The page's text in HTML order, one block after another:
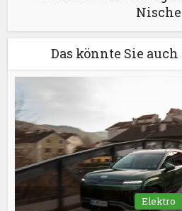
Nische
Das könnte Sie
Elektro